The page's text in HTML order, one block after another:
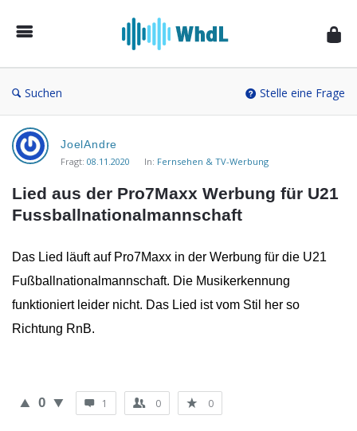
von
Suchen Stelle eine Frage
Musikforum
von
WieheisstdasLied.de
Neueste
JoelAndre
Fragt: 08.11.2020 In: Fernsehen & TV-Werbung
Lied aus der Pro7Maxx Werbung für U21
Fussballnationalmannschaft
Das Lied läuft auf Pro7Maxx in der Werbung für die U21
Fußballnationalmannschaft. Die Musikerkennung
funktioniert leider nicht. Das Lied ist vom Stil her so
Richtung RnB.
0 1 0 0